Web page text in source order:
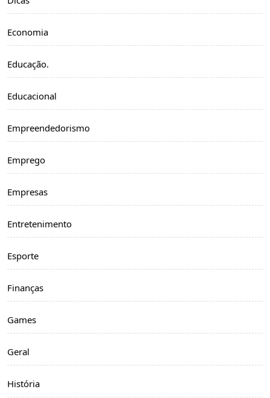
Economia
Educação.
Educacional
Empreendedorismo
Emprego
Empresas
Entretenimento
Esporte
Finanças
Games
Geral
História